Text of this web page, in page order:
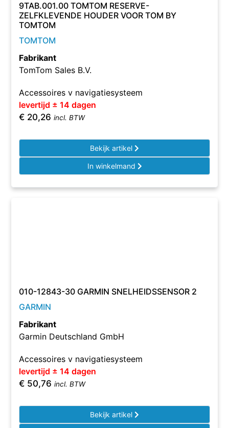
9TAB.001.00 TOMTOM RESERVE-
ZELFKLEVENDE HOUDER VOOR TOM BY
TOMTOM
TOMTOM
Fabrikant
TomTom Sales B.V.
Accessoires v navigatiesysteem
levertijd ± 14 dagen
€ 20,26 incl. BTW
Bekijk artikel
In winkelmand
010-12843-30 GARMIN SNELHEIDSSENSOR 2
GARMIN
Fabrikant
Garmin Deutschland GmbH
Accessoires v navigatiesysteem
levertijd ± 14 dagen
€ 50,76 incl. BTW
Bekijk artikel